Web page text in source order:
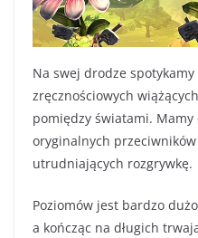
Na swej drodze
zręcznościowych
pomiędzy światami. Mamy
oryginalnych
utrudniających rozgrywkę.
Poziomów jest bardzo
a kończąc na długich